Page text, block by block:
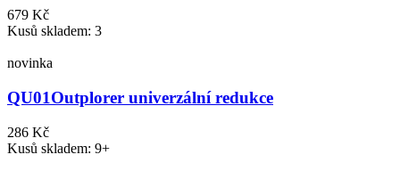
679 Kč
Kusů skladem: 3
novinka
QU01Outplorer univerzální redukce
286 Kč
Kusů skladem: 9+